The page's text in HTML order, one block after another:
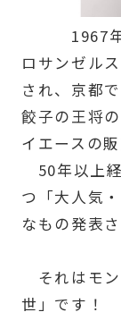
1967年と
ロサンゼル
され、京都
餃子の王将
イエースの
50年以上
つ「大人気
なもの発表
それはモ
世」です！